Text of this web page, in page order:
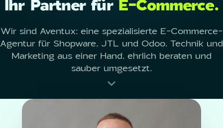
Ihr Partner für E-Commerce.
Wir sind Aventux: eine spezialisierte E-Commerce-
Agentur für Shopware, JTL und Odoo. Technik und
Marketing aus einer Hand, ehrlich beraten und
sauber umgesetzt.